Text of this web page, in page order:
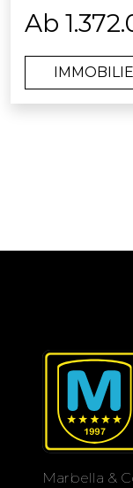
in perfekter
Ob für das
Entspannen
der perfekte
zu leben, von
verbessern.
Außenpool
Momente zu
Ab
Marbella &